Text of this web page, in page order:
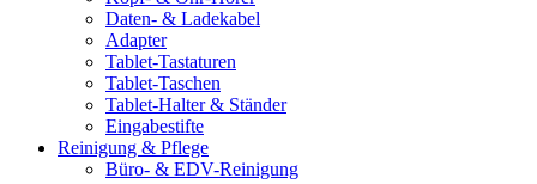
Daten- & Ladekabel
Adapter
Tablet-Tastaturen
Tablet-Taschen
Tablet-Halter & Ständer
Eingabestifte
Reinigung & Pflege
Büro- & EDV-Reinigung